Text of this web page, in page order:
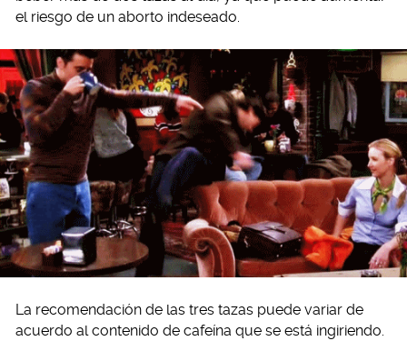
el riesgo de un aborto indeseado.
La recomendación de las tres tazas puede variar de
acuerdo al contenido de cafeína que se está ingiriendo.